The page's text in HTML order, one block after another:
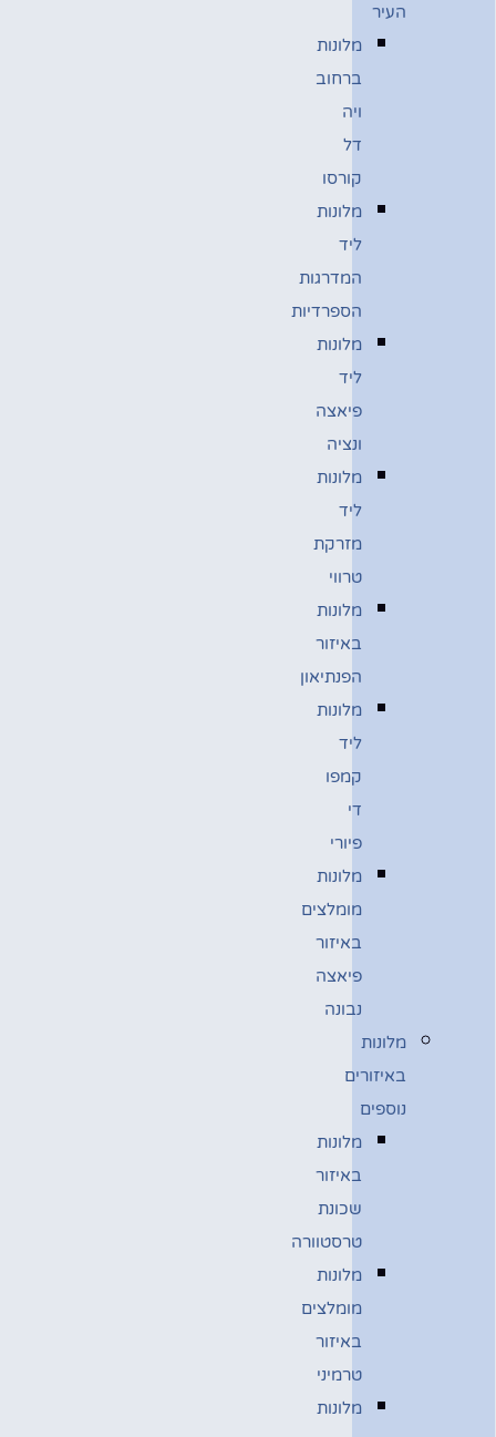
העיר
מלונות
ברחוב
ויה
דל
קורסו
מלונות
ליד
המדרגות
הספרדיות
מלונות
ליד
פיאצה
ונציה
מלונות
ליד
מזרקת
טרווי
מלונות
באיזור
הפנתיאון
מלונות
ליד
קמפו
די
פיורי
מלונות
מומלצים
באיזור
פיאצה
נבונה
מלונות
באיזורים
נוספים
מלונות
באיזור
שכונת
טרסטוורה
מלונות
מומלצים
באיזור
טרמיני
מלונות